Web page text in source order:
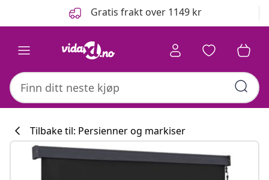
Gratis frakt over 1149 kr
Tilbake til: Persienner og markiser